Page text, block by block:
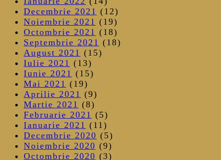
Decembrie 2021 (12)
Noiembrie 2021 (19)
Octombrie 2021 (18)
Septembrie 2021 (18)
August 2021 (15)
Iulie 2021 (13)
Iunie 2021 (15)
Mai 2021 (19)
Aprilie 2021 (9)
Martie 2021 (8)
Februarie 2021 (5)
Ianuarie 2021 (11)
Decembrie 2020 (5)
Noiembrie 2020 (9)
Octombrie 2020 (3)